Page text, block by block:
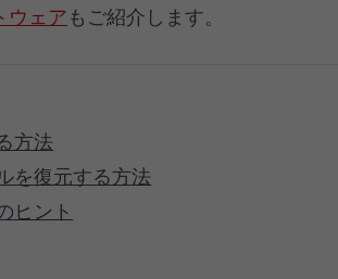
ウェアもご紹介します。
方法
を復元する方法
ヒント